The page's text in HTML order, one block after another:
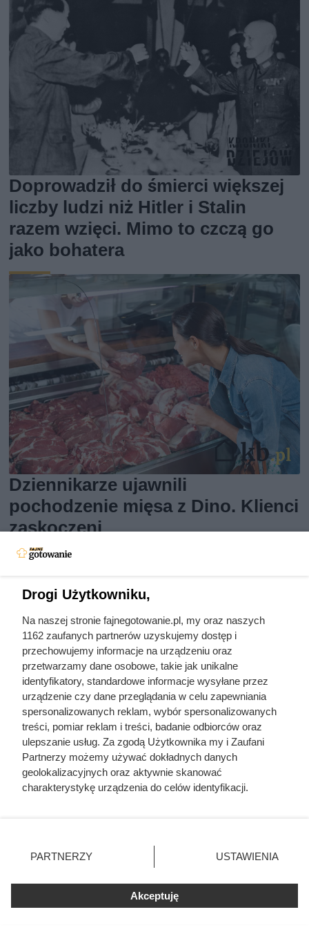
Doprowadził do śmierci większej
liczby ludzi niż Hitler i Stalin
razem wzięci. Mimo to czczą go
jako bohatera
Dziennikarze ujawnili
pochodzenie mięsa z Dino. Klienci
zaskoczeni
Ostatnie godziny komendanta
Auschwitz. Odtajnione zdjęcia
Drogi Użytkowniku,
Na naszej stronie fajnegotowanie.pl, my oraz naszych
1162 zaufanych partnerów uzyskujemy dostęp i
przechowujemy informacje na urządzeniu oraz
przetwarzamy dane osobowe, takie jak unikalne
identyfikatory, standardowe informacje wysyłane przez
urządzenie czy dane przeglądania w celu zapewniania
spersonalizowanych reklam, wybór spersonalizowanych
treści, pomiar reklam i treści, badanie odbiorców oraz
ulepszanie usług. Za zgodą Użytkownika my i Zaufani
Partnerzy możemy używać dokładnych danych
geolokalizacyjnych oraz aktywnie skanować
charakterystykę urządzenia do celów identyfikacji.
zmienić/wycofać klikając przycisk ustawień prywatności
znajdujący się w lewym dolnym rogu strony
rodzaje przetwarzania danych nie wymagają zgody
użytkownika, ale masz prawo sprzeciwić się takiemu
przetwarzaniu. Preferencje będą miały zastosowania tylko
PARTNERZY USTAWIENIA
Akceptuję